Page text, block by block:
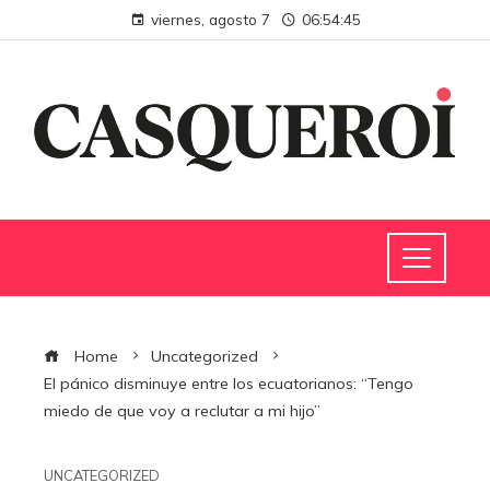
viernes, agosto 7 06:54:46
Home
Uncategorized
El pánico disminuye entre los ecuatorianos: “Tengo
miedo de que voy a reclutar a mi hijo”
UNCATEGORIZED